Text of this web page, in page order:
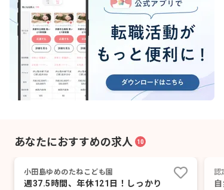
あなたにおすすめの求人 10
小田島ゆめのたねこども園
週37.5時間、年休121日！しっかり
認